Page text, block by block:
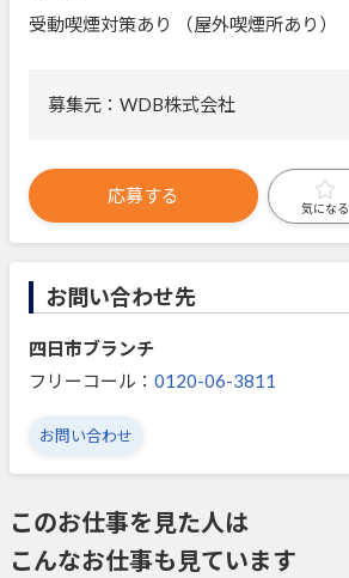
受動喫煙対策あり （屋外喫煙所あり）
募集元：WDB株式会社
応募する
気になる
お問い合わせ先
四日市ブランチ
フリーコール： 0120-06-3811
お問い合わせ
このお仕事を見た人は
こんなお仕事も見ています